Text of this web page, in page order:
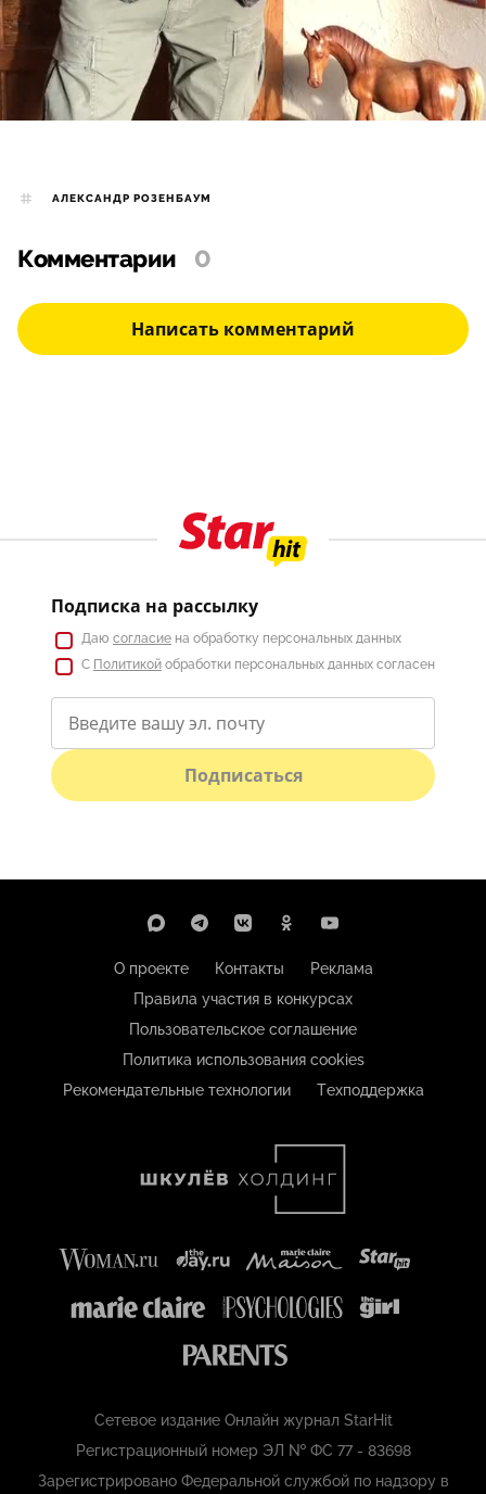
АЛЕКСАНДР РОЗЕНБАУМ
Комментарии 0
Написать комментарий
Подписка на рассылку
Даю согласие на обработку персональных данных
С Политикой обработки персональных данных согласен
Подписаться
О проекте Контакты
Реклама
Правила участия в конкурсах
Пользовательское соглашение
Политика использования cookies
Рекомендательные технологии
Техподдержка
Сетевое издание Онлайн журнал StarHit
Регистрационный номер ЭЛ № ФС 77 - 83698
Зарегистрировано Федеральной службой по надзору в